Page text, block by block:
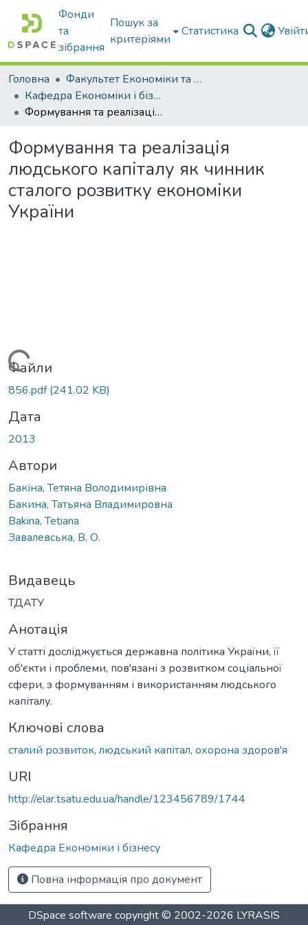
Фонди
та
зібрання
Пошук за
критеріями
Статистика
Головна
Факультет Економіки та бізнесу
Кафедра Економіки і бізнесу
Формування та реалізація людського капіталу як чинник сталого розвитку економіки України
Формування та реалізація
людського капіталу як чинник
сталого розвитку економіки
України
Вантажиться...
Файли
856.pdf(241.02 KB)
Дата
2013
Автори
Бакіна, Тетяна Володимирівна
Бакина, Татьяна Владимировна
Bakina, Tetiana
Завалевська, В. О.
Видавець
ТДАТУ
Анотація
У статті досліджується державна політика України, її
об'єкти і проблеми, пов'язані з розвитком соціальної
сфери, з формуванням і використанням людського
капіталу.
Ключові слова
сталий розвиток, людський капітал, охорона здоров'я
URI
http://elar.tsatu.edu.ua/handle/123456789/1744
Зібрання
Кафедра Економіки і бізнесу
Повна інформація про документ
DSpace software copyright © 2002-2026 LYRASIS